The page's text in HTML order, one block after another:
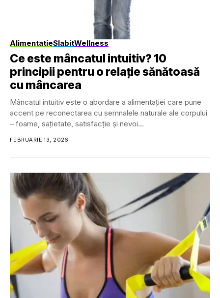
AlimentatieSlabitWellness
Ce este mâncatul intuitiv? 10
principii pentru o relație sănătoasă
cu mâncarea
Mâncatul intuitiv este o abordare a alimentației care pune
accent pe reconectarea cu semnalele naturale ale corpului
– foame, sațietate, satisfacție și nevoi...
FEBRUARIE 13, 2026